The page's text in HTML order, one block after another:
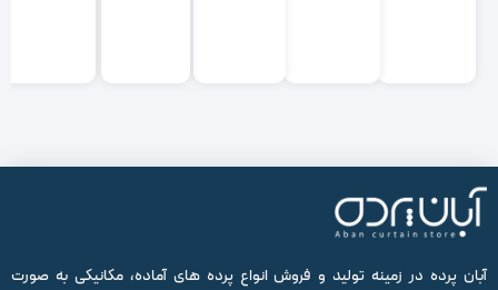
آبان پرده در زمینه تولید و فروش انواع پرده های آماده، مکانیکی به صورت